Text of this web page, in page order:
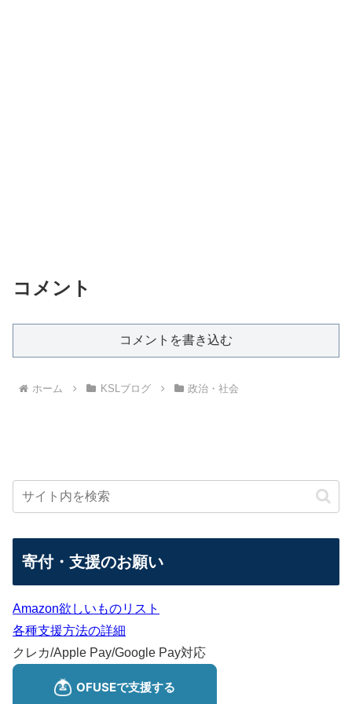
コメント
コメントを書き込む
ホーム KSLブログ 政治・社会
寄付・支援のお願い
Amazon欲しいものリスト
各種支援方法の詳細
クレカ/Apple Pay/Google Pay対応